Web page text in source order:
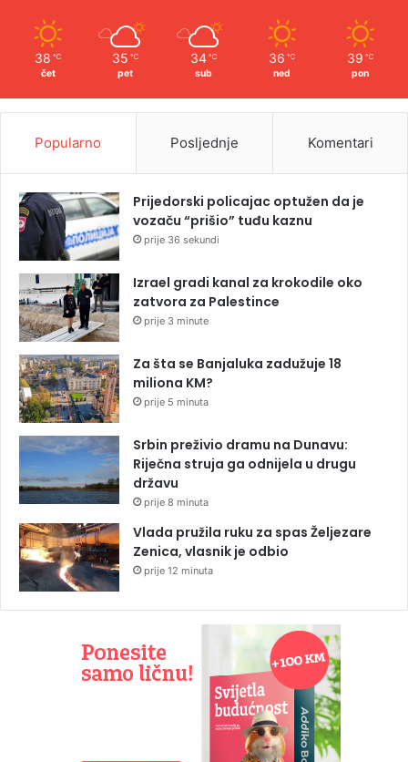
38 ℃
čet
35 ℃
pet
34 ℃
sub
36 ℃
ned
39 ℃
pon
Popularno Posljednje Komentari
Prijedorski policajac optužen da je
vozaču “prišio” tuđu kaznu
prije 36 sekundi
Izrael gradi kanal za krokodile oko
zatvora za Palestince
prije 3 minute
Za šta se Banjaluka zadužuje 18
miliona KM?
prije 5 minuta
Srbin preživio dramu na Dunavu:
Riječna struja ga odnijela u drugu
državu
prije 8 minuta
Vlada pružila ruku za spas Željezare
Zenica, vlasnik je odbio
prije 12 minuta